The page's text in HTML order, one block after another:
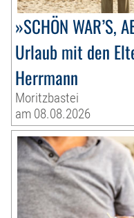
»SCHÖN WAR’S,
Urlaub mit den
Herrmann
Moritzbastei
am 08.08.2026